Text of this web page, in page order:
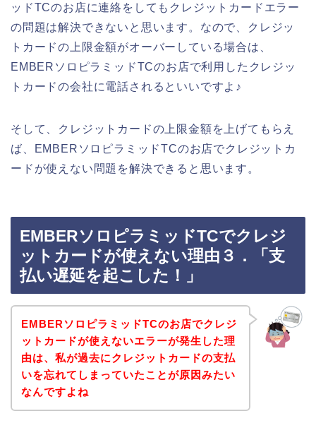
ッドTCのお店に連絡をしてもクレジットカードエラー
の問題は解決できないと思います。なので、クレジッ
トカードの上限金額がオーバーしている場合は、
EMBERソロピラミッドTCのお店で利用したクレジッ
トカードの会社に電話されるといいですよ♪
そして、クレジットカードの上限金額を上げてもらえ
ば、EMBERソロピラミッドTCのお店でクレジットカ
ードが使えない問題を解決できると思います。
EMBERソロピラミッドTCでクレジ
ットカードが使えない理由３．「支
払い遅延を起こした！」
EMBERソロピラミッドTCのお店でクレジ
ットカードが使えないエラーが発生した理
由は、私が過去にクレジットカードの支払
いを忘れてしまっていたことが原因みたい
なんですよね